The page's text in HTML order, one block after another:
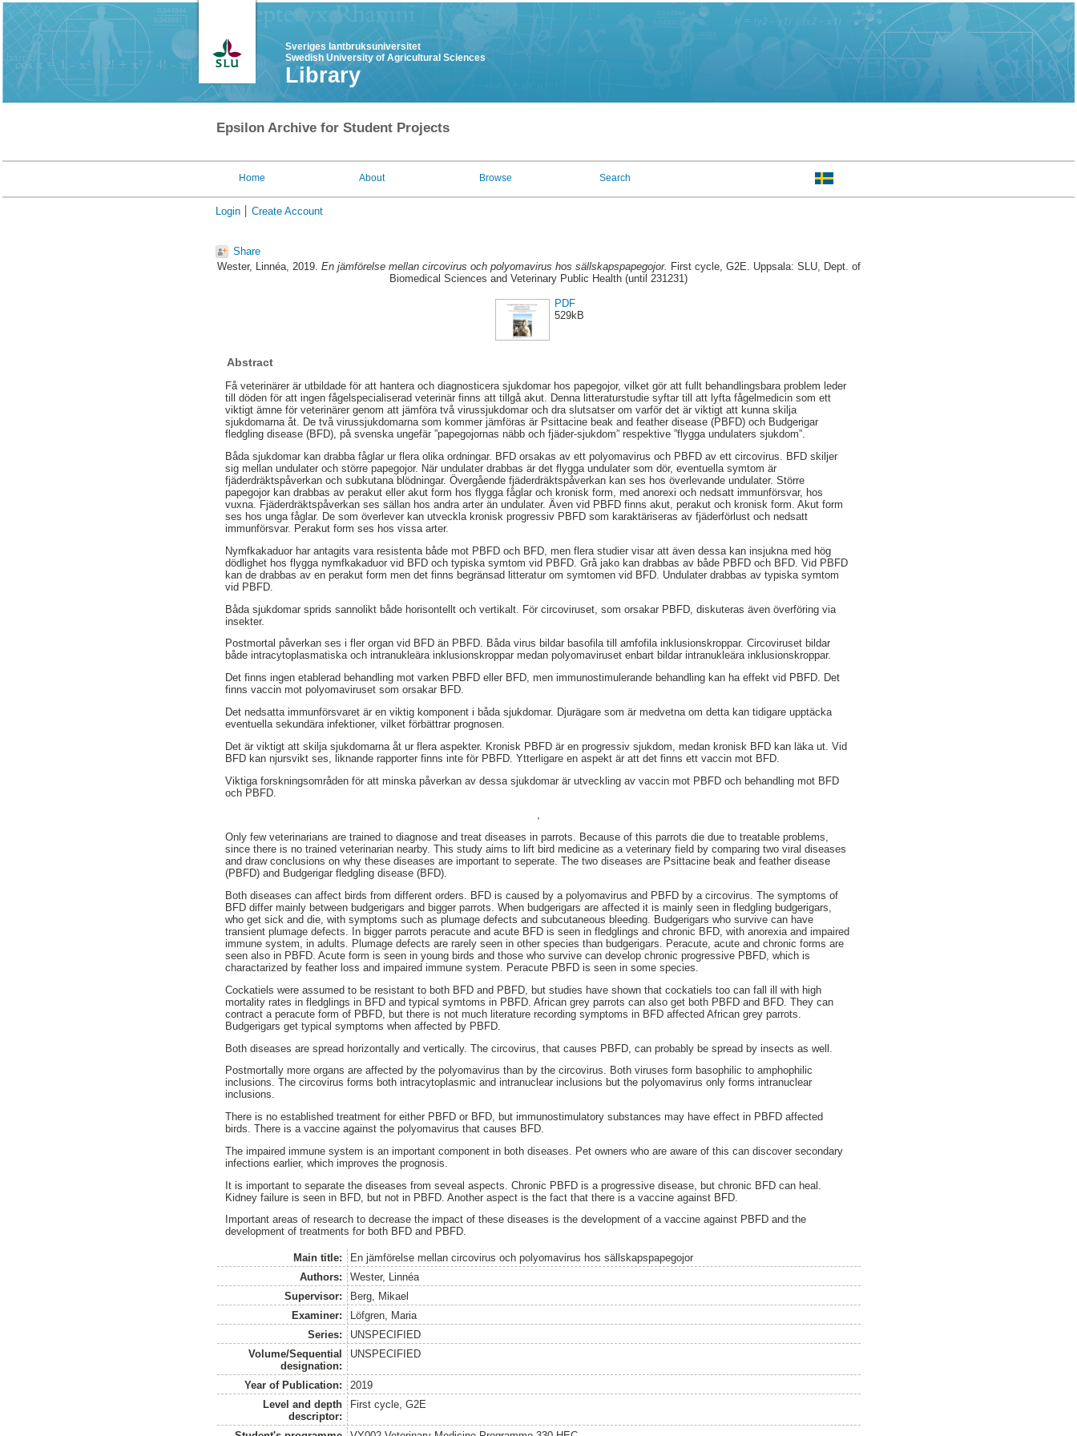
Sveriges lantbruksuniversitet
Swedish University of Agricultural Sciences
Library
Epsilon Archive for Student Projects
Home About Browse Search
Login Create Account
Share
Wester, Linnéa, 2019. En jämförelse mellan circovirus och polyomavirus hos sällskapspapegojor. First cycle, G2E. Uppsala: SLU, Dept. of
Biomedical Sciences and Veterinary Public Health (until 231231)
PDF
529kB
Abstract
Få veterinärer är utbildade för att hantera och diagnosticera sjukdomar hos papegojor, vilket gör att fullt behandlingsbara problem leder
till döden för att ingen fågelspecialiserad veterinär finns att tillgå akut. Denna litteraturstudie syftar till att lyfta fågelmedicin som ett
viktigt ämne för veterinärer genom att jämföra två virussjukdomar och dra slutsatser om varför det är viktigt att kunna skilja
sjukdomarna åt. De två virussjukdomarna som kommer jämföras är Psittacine beak and feather disease (PBFD) och Budgerigar
fledgling disease (BFD), på svenska ungefär ”papegojornas näbb och fjäder-sjukdom” respektive ”flygga undulaters sjukdom”.
Båda sjukdomar kan drabba fåglar ur flera olika ordningar. BFD orsakas av ett polyomavirus och PBFD av ett circovirus. BFD skiljer
sig mellan undulater och större papegojor. När undulater drabbas är det flygga undulater som dör, eventuella symtom är
fjäderdräktspåverkan och subkutana blödningar. Övergående fjäderdräktspåverkan kan ses hos överlevande undulater. Större
papegojor kan drabbas av perakut eller akut form hos flygga fåglar och kronisk form, med anorexi och nedsatt immunförsvar, hos
vuxna. Fjäderdräktspåverkan ses sällan hos andra arter än undulater. Även vid PBFD finns akut, perakut och kronisk form. Akut form
ses hos unga fåglar. De som överlever kan utveckla kronisk progressiv PBFD som karaktäriseras av fjäderförlust och nedsatt
immunförsvar. Perakut form ses hos vissa arter.
Nymfkakaduor har antagits vara resistenta både mot PBFD och BFD, men flera studier visar att även dessa kan insjukna med hög
dödlighet hos flygga nymfkakaduor vid BFD och typiska symtom vid PBFD. Grå jako kan drabbas av både PBFD och BFD. Vid PBFD
kan de drabbas av en perakut form men det finns begränsad litteratur om symtomen vid BFD. Undulater drabbas av typiska symtom
vid PBFD.
Båda sjukdomar sprids sannolikt både horisontellt och vertikalt. För circoviruset, som orsakar PBFD, diskuteras även överföring via
insekter.
Postmortal påverkan ses i fler organ vid BFD än PBFD. Båda virus bildar basofila till amfofila inklusionskroppar. Circoviruset bildar
både intracytoplasmatiska och intranukleära inklusionskroppar medan polyomaviruset enbart bildar intranukleära inklusionskroppar.
Det finns ingen etablerad behandling mot varken PBFD eller BFD, men immunostimulerande behandling kan ha effekt vid PBFD. Det
finns vaccin mot polyomaviruset som orsakar BFD.
Det nedsatta immunförsvaret är en viktig komponent i båda sjukdomar. Djurägare som är medvetna om detta kan tidigare upptäcka
eventuella sekundära infektioner, vilket förbättrar prognosen.
Det är viktigt att skilja sjukdomarna åt ur flera aspekter. Kronisk PBFD är en progressiv sjukdom, medan kronisk BFD kan läka ut. Vid
BFD kan njursvikt ses, liknande rapporter finns inte för PBFD. Ytterligare en aspekt är att det finns ett vaccin mot BFD.
Viktiga forskningsområden för att minska påverkan av dessa sjukdomar är utveckling av vaccin mot PBFD och behandling mot BFD
och PBFD.
,
Only few veterinarians are trained to diagnose and treat diseases in parrots. Because of this parrots die due to treatable problems,
since there is no trained veterinarian nearby. This study aims to lift bird medicine as a veterinary field by comparing two viral diseases
and draw conclusions on why these diseases are important to seperate. The two diseases are Psittacine beak and feather disease
(PBFD) and Budgerigar fledgling disease (BFD).
Both diseases can affect birds from different orders. BFD is caused by a polyomavirus and PBFD by a circovirus. The symptoms of
BFD differ mainly between budgerigars and bigger parrots. When budgerigars are affected it is mainly seen in fledgling budgerigars,
who get sick and die, with symptoms such as plumage defects and subcutaneous bleeding. Budgerigars who survive can have
transient plumage defects. In bigger parrots peracute and acute BFD is seen in fledglings and chronic BFD, with anorexia and impaired
immune system, in adults. Plumage defects are rarely seen in other species than budgerigars. Peracute, acute and chronic forms are
seen also in PBFD. Acute form is seen in young birds and those who survive can develop chronic progressive PBFD, which is
charactarized by feather loss and impaired immune system. Peracute PBFD is seen in some species.
Cockatiels were assumed to be resistant to both BFD and PBFD, but studies have shown that cockatiels too can fall ill with high
mortality rates in fledglings in BFD and typical symtoms in PBFD. African grey parrots can also get both PBFD and BFD. They can
contract a peracute form of PBFD, but there is not much literature recording symptoms in BFD affected African grey parrots.
Budgerigars get typical symptoms when affected by PBFD.
Both diseases are spread horizontally and vertically. The circovirus, that causes PBFD, can probably be spread by insects as well.
Postmortally more organs are affected by the polyomavirus than by the circovirus. Both viruses form basophilic to amphophilic
inclusions. The circovirus forms both intracytoplasmic and intranuclear inclusions but the polyomavirus only forms intranuclear
inclusions.
There is no established treatment for either PBFD or BFD, but immunostimulatory substances may have effect in PBFD affected
birds. There is a vaccine against the polyomavirus that causes BFD.
The impaired immune system is an important component in both diseases. Pet owners who are aware of this can discover secondary
infections earlier, which improves the prognosis.
It is important to separate the diseases from seveal aspects. Chronic PBFD is a progressive disease, but chronic BFD can heal.
Kidney failure is seen in BFD, but not in PBFD. Another aspect is the fact that there is a vaccine against BFD.
Important areas of research to decrease the impact of these diseases is the development of a vaccine against PBFD and the
development of treatments for both BFD and PBFD.
Main title:
En jämförelse mellan circovirus och polyomavirus hos sällskapspapegojor
Authors:
Wester, Linnéa
Supervisor:
Berg, Mikael
Examiner:
Löfgren, Maria
Series:
UNSPECIFIED
Volume/Sequential
designation:
UNSPECIFIED
Year of Publication:
2019
Level and depth
descriptor:
First cycle, G2E